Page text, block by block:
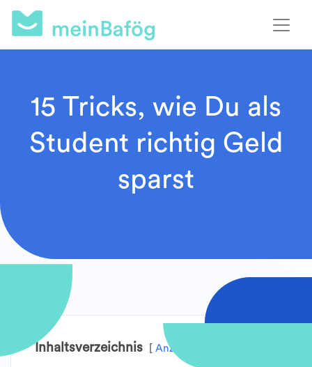
15 Tricks, wie Du als
Student richtig Geld
sparst
Inhaltsverzeichnis Anzeigen